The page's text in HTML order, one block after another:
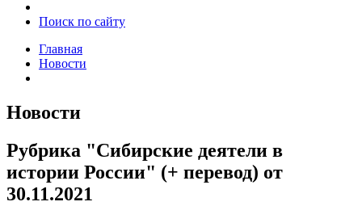
Поиск по сайту
Главная
Новости
Новости
Рубрика "Сибирские деятели в
истории России" (+ перевод) от
30.11.2021